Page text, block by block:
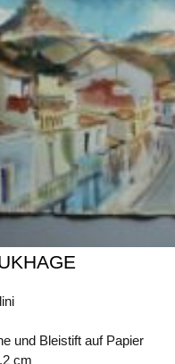
und Bleistift auf Papier
cm